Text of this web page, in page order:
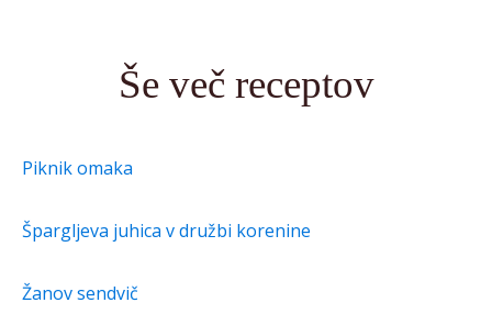
Še več receptov
Piknik omaka
Špargljeva juhica v družbi korenine
Žanov sendvič